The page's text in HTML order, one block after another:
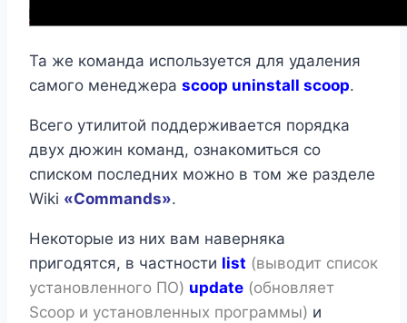
Та же команда используется для удаления
самого менеджера scoop uninstall scoop.
Всего утилитой поддерживается порядка
двух дюжин команд, ознакомиться со
списком последних можно в том же разделе
Wiki «Commands».
Некоторые из них вам наверняка
пригодятся, в частности list (выводит список
установленного ПО) update (обновляет
Scoop и установленных программы) и